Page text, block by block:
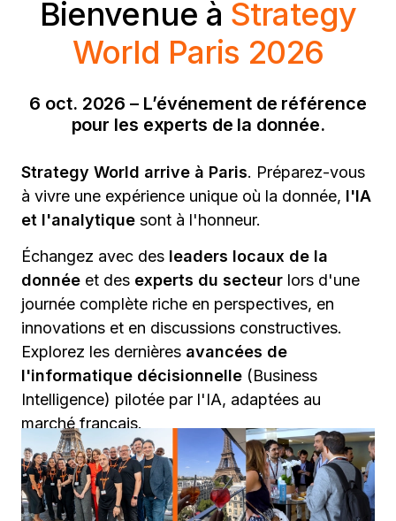
Bienvenue à Strategy
World Paris 2026
6 oct. 2026 – L’événement de référence
pour les experts de la donnée.
Strategy World arrive à Paris. Préparez-vous
à vivre une expérience unique où la donnée, l'IA
et l'analytique sont à l'honneur.
Échangez avec des leaders locaux de la
donnée et des experts du secteur lors d'une
journée complète riche en perspectives, en
innovations et en discussions constructives.
Explorez les dernières avancées de
l'informatique décisionnelle (Business
Intelligence) pilotée par l'IA, adaptées au
marché français.
Organisé au cœur de Paris, ce sommet met en
lumière l'intersection entre technologie et
transformation dans l'une des villes les plus